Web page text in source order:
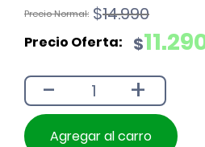
$14.990
El
original
$14.990.
$
El
actual
$11.290.
- +
Agregar al carro